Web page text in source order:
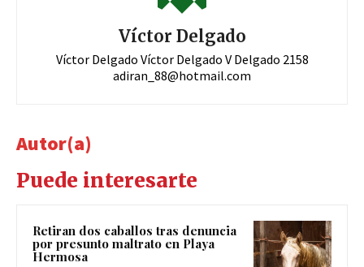
Víctor Delgado
Víctor Delgado Víctor Delgado V Delgado 2158
adiran_88@hotmail.com
Autor(a)
Puede interesarte
Retiran dos caballos tras denuncia
por presunto maltrato en Playa
Hermosa